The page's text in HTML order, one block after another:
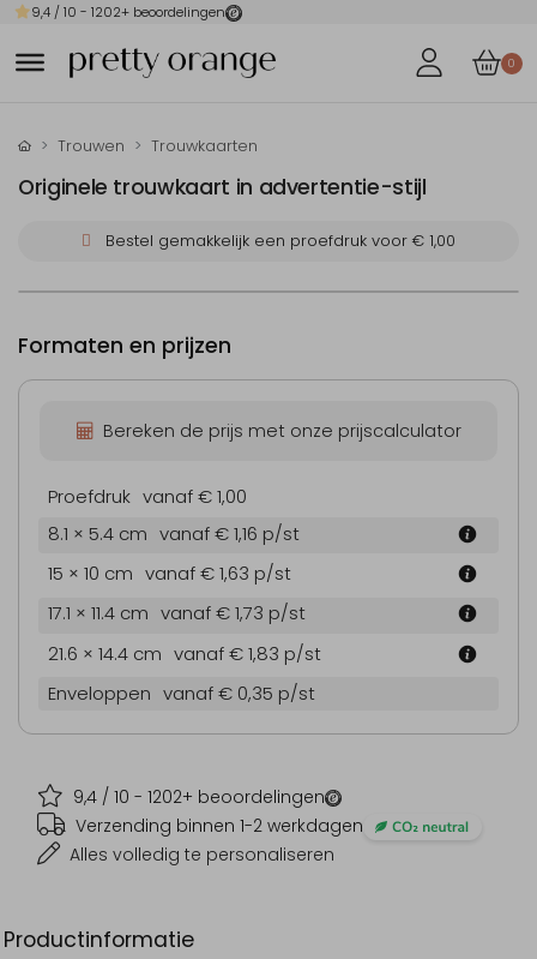
9,4 / 10 - 1202+ beoordelingen
0
Trouwen Trouwkaarten
Originele trouwkaart in advertentie-stijl
Bestel gemakkelijk een proefdruk voor € 1,00
9,4 / 10 - 1202+ beoordelingen
Verzending binnen 1-2 werkdagen
Alles volledig te personaliseren
Formaten en prijzen
Bereken de prijs met onze prijscalculator
Proefdruk vanaf € 1,00
8.1 × 5.4 cm vanaf € 1,16 p/st
15 × 10 cm vanaf € 1,63 p/st
17.1 × 11.4 cm vanaf € 1,73 p/st
21.6 × 14.4 cm vanaf € 1,83 p/st
Enveloppen vanaf € 0,35 p/st
Productinformatie